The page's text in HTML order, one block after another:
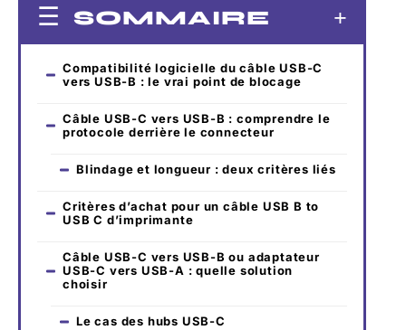
SOMMAIRE
Compatibilité logicielle du câble USB-C
vers USB-B : le vrai point de blocage
Câble USB-C vers USB-B : comprendre le
protocole derrière le connecteur
Blindage et longueur : deux critères liés
Critères d’achat pour un câble USB B to
USB C d’imprimante
Câble USB-C vers USB-B ou adaptateur
USB-C vers USB-A : quelle solution
choisir
Le cas des hubs USB-C